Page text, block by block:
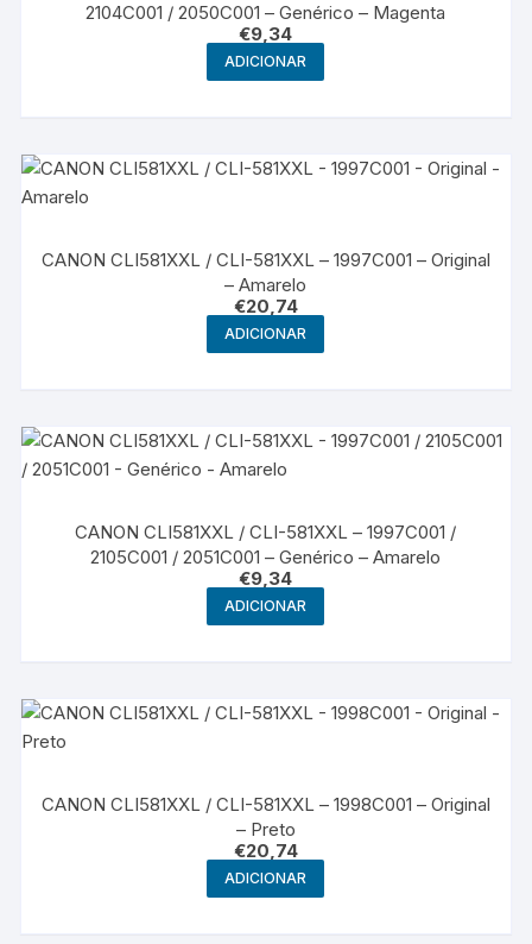
2104C001 / 2050C001 – Genérico – Magenta
€9,34
ADICIONAR
CANON CLI581XXL / CLI-581XXL – 1997C001 – Original
– Amarelo
€20,74
ADICIONAR
CANON CLI581XXL / CLI-581XXL – 1997C001 /
2105C001 / 2051C001 – Genérico – Amarelo
€9,34
ADICIONAR
CANON CLI581XXL / CLI-581XXL – 1998C001 – Original
– Preto
€20,74
ADICIONAR